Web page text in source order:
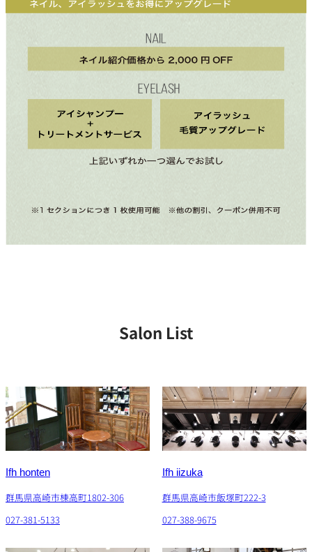
Salon List
Ifh honten
群馬県高崎市棟高町1802-306
027-381-5133
Ifh iizuka
群馬県高崎市飯塚町222-3
027-388-9675